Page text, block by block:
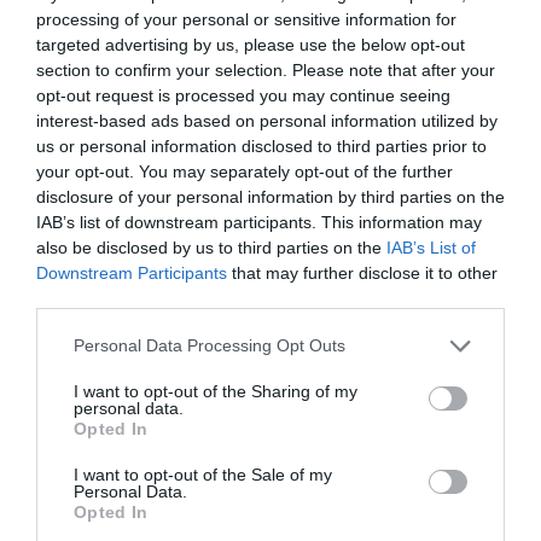
processing of your personal or sensitive information for
targeted advertising by us, please use the below opt-out
section to confirm your selection. Please note that after your
opt-out request is processed you may continue seeing
interest-based ads based on personal information utilized by
us or personal information disclosed to third parties prior to
your opt-out. You may separately opt-out of the further
disclosure of your personal information by third parties on the
IAB’s list of downstream participants. This information may
also be disclosed by us to third parties on the IAB’s List of
Downstream Participants that may further disclose it to other
Please note that this website/app uses one or more Google
not limited to your visit or usage behaviour. You may click to
grant or deny consent to Google and its third-party tags to
use your data for below specified purposes in below Google
consent section.
Personal Data Processing Opt Outs
I want to opt-out of the Sharing of my
personal data.
Opted In
I want to opt-out of the Sale of my
Personal Data.
Opted In
de Tete, que fue bloqueado por Lambropoulos y
con un cabezazo de Arao en el 61′, que terminó
fuera por poco. Tete volvió a amenazar en el minuto
72 con un inteligente disparo de larga distancia
desde una posición lateral, pero Christogeorgos hizo
una difícil parada. Los jugadores del Panathinaikos
mantuvieron el control del juego hasta el final,
como delantero central.
Abanda), Christopoulos, Lampropoulos, Bainovic